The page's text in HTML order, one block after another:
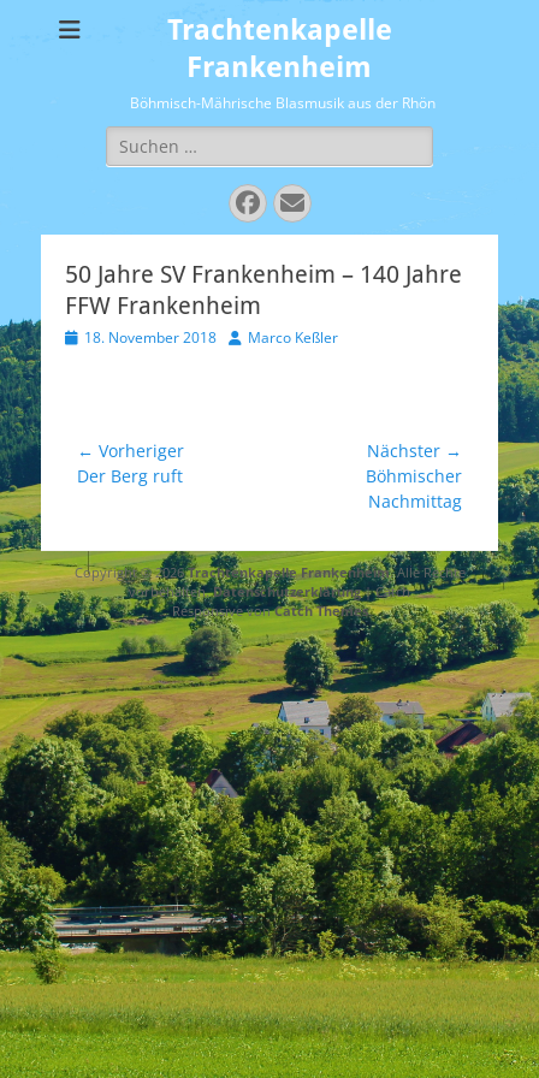
Trachtenkapelle
Frankenheim
Böhmisch-Mährische Blasmusik aus der Rhön
Suchen
nach:
Facebook
E-
Mail
50 Jahre SV Frankenheim – 140 Jahre
FFW Frankenheim
Veröffentlicht
18. November 2018 AutorMarco Keßler
Beitragsnavigation
← Vorheriger
Vorheriger
Der Berg ruft
Nächster →
Böhmischer
Nachmittag
Copyright © 2026Trachtenkapelle Frankenheim. Alle Rechte
vorbehalten.Datenschutzerklärung| Catch
Responsive vonCatch Themes